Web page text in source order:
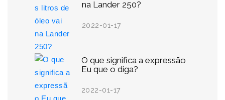
na Lander 250?
2022-01-17
O que significa a expressão
Eu que o diga?
2022-01-17